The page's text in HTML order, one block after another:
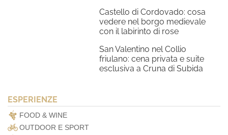
Castello di Cordovado: cosa
vedere nel borgo medievale
con il labirinto di rose
San Valentino nel Collio
friulano: cena privata e suite
esclusiva a Cruna di Subida
ESPERIENZE
FOOD & WINE
OUTDOOR E SPORT